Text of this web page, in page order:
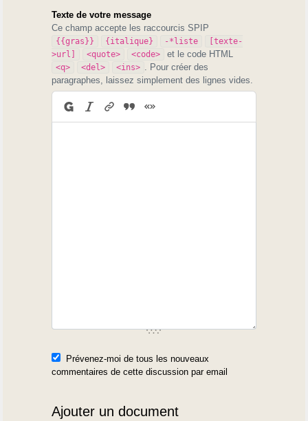
Texte de votre message
Ce champ accepte les raccourcis SPIP
{{gras}} {italique} -*liste
[texte-
>url]
<quote> <code> et le code HTML
<q> <del> <ins>
. Pour créer des
paragraphes, laissez simplement des lignes vides.
Prévenez-moi de tous les nouveaux
commentaires de cette discussion par email
Ajouter un document